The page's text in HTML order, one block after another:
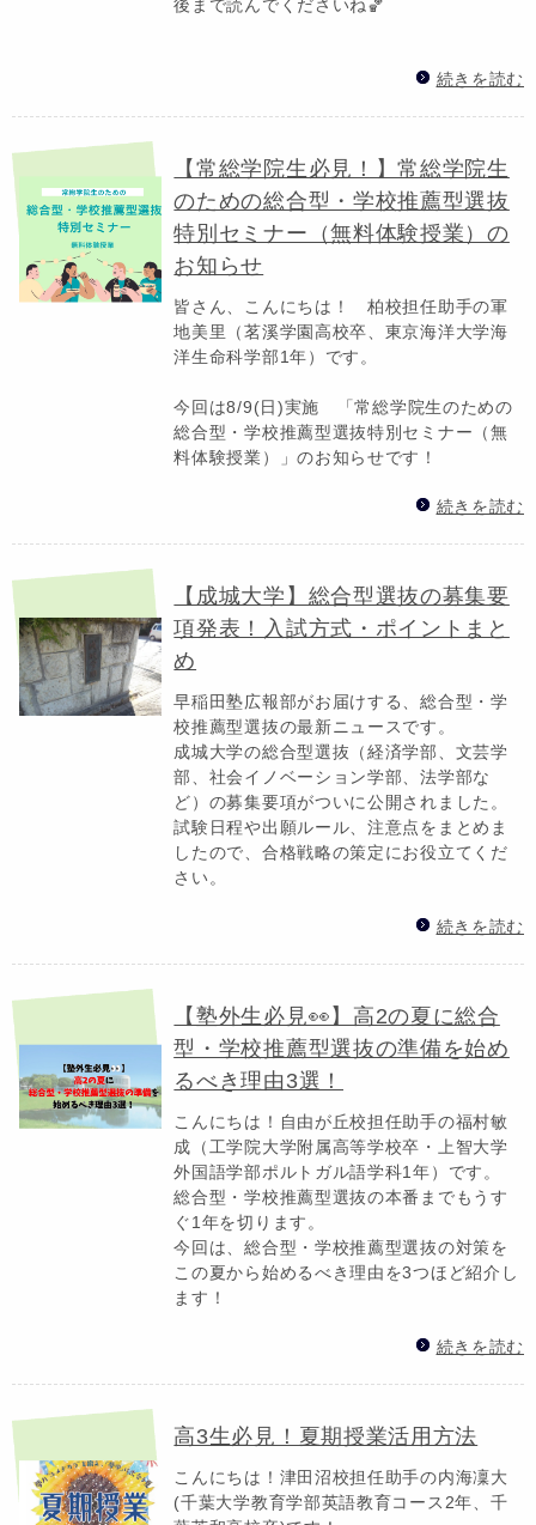
後まで読んでくださいね🏀
続きを読む
【常総学院生必見！】常総学院生
のための総合型・学校推薦型選抜
特別セミナー（無料体験授業）の
お知らせ
皆さん、こんにちは！ 柏校担任助手の軍
地美里（茗溪学園高校卒、東京海洋大学海
洋生命科学部1年）です。
今回は8/9(日)実施 「常総学院生のための
総合型・学校推薦型選抜特別セミナー（無
料体験授業）」のお知らせです！
続きを読む
【成城大学】総合型選抜の募集要
項発表！入試方式・ポイントまと
め
早稲田塾広報部がお届けする、総合型・学
校推薦型選抜の最新ニュースです。
成城大学の総合型選抜（経済学部、文芸学
部、社会イノベーション学部、法学部な
ど）の募集要項がついに公開されました。
試験日程や出願ルール、注意点をまとめま
したので、合格戦略の策定にお役立てくだ
さい。
続きを読む
【塾外生必見👀】高2の夏に総合
型・学校推薦型選抜の準備を始め
るべき理由3選！
こんにちは！自由が丘校担任助手の福村敏
成（工学院大学附属高等学校卒・上智大学
外国語学部ポルトガル語学科1年）です。
総合型・学校推薦型選抜の本番までもうす
ぐ1年を切ります。
今回は、総合型・学校推薦型選抜の対策を
この夏から始めるべき理由を3つほど紹介し
ます！
続きを読む
高3生必見！夏期授業活用方法
こんにちは！津田沼校担任助手の内海凜大
(千葉大学教育学部英語教育コース2年、千